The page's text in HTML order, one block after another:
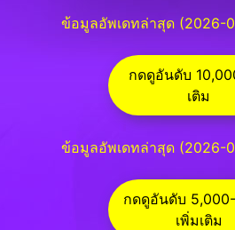
ข้อมูลอัพเดทล่าสุด (2026-
กดดูอันดับ
เติม
ข้อมูลอัพเดทล่าสุด (2026-
กดดูอันดับ
เพิ่มเติม